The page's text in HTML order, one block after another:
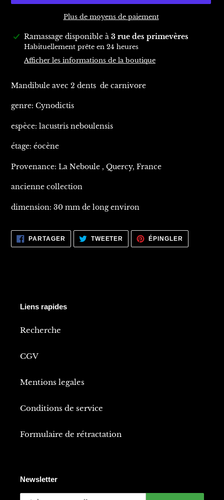
Plus de moyens de paiement
Ajout
d'un
produit
panier
Ramassage disponible à 3 rue des primevères
Habituellement prête en 24 heures
Afficher les informations de la boutique
Mandibule avec 2 dents de carnivore
genre: Cynodictis
espèce: lacustris neboulensis
étage: éocène
Provenance: La Neboule , Quercy, France
ancienne collection
dimension: 30 mm de long environ
PARTAGER PARTAGER
SUR
FACEBOOK
TWEETER TWEETER
SUR
TWITTER
ÉPINGLER
PINTEREST
Liens rapides
Recherche
CGV
Mentions legales
Conditions de service
Formulaire de rétractation
Newsletter